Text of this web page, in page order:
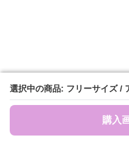
選択中の商品: フリーサイズ /
購入
選択中の商品: フリーサイズ /
購入